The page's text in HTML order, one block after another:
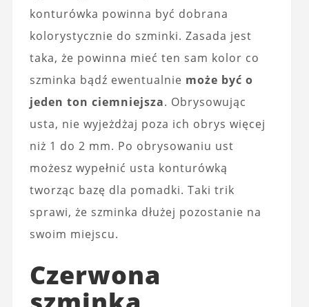
konturówka powinna być dobrana
kolorystycznie do szminki. Zasada jest
taka, że powinna mieć ten sam kolor co
szminka bądź ewentualnie może być o
jeden ton ciemniejsza. Obrysowując
usta, nie wyjeżdżaj poza ich obrys więcej
niż 1 do 2 mm. Po obrysowaniu ust
możesz wypełnić usta konturówką
tworząc bazę dla pomadki. Taki trik
sprawi, że szminka dłużej pozostanie na
swoim miejscu.
Czerwona